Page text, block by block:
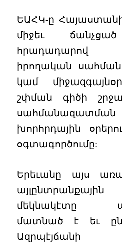
ԵԱՀԿ-ը
միջեւ
հրադադարով
իրողական
կամ
շփման գիծի
խորհրդային
օգտագործումը:
Երեւանը այս
մեկնակէտը
մատնած է եւ